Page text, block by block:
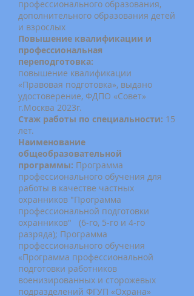
профессионального образования,
дополнительного образования детей
и взрослых
Повышение квалификации и
профессиональная
переподготовка:
повышение квалификации
«Правовая подготовка», выдано
удостоверение, ФДПО «Совет»
г.Москва 2023г.
Стаж работы по специальности: 15
лет.
Наименование
общеобразовательной
программы: Программа
профессионального обучения для
работы в качестве частных
охранников "Программа
профессиональной подготовки
охранников" (6-го, 5-го и 4-го
разряда); Программа
профессионального обучения
«Программа профессиональной
подготовки работников
военизированных и сторожевых
подразделений ФГУП «Охрана»